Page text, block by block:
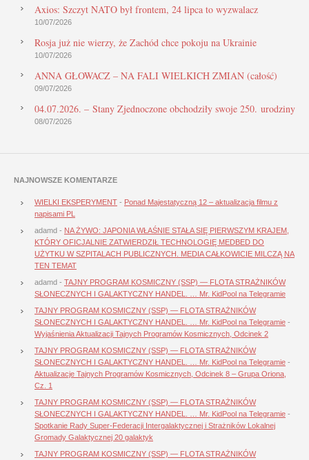
Axios: Szczyt NATO był frontem, 24 lipca to wyzwalacz
10/07/2026
Rosja już nie wierzy, że Zachód chce pokoju na Ukrainie
10/07/2026
ANNA GŁOWACZ – NA FALI WIELKICH ZMIAN (całość)
09/07/2026
04.07.2026. – Stany Zjednoczone obchodziły swoje 250. urodziny
08/07/2026
NAJNOWSZE KOMENTARZE
WIELKI EKSPERYMENT - Ponad Majestatyczną 12 – aktualizacja filmu z
napisami PL
adamd - NA ŻYWO: JAPONIA WŁAŚNIE STAŁA SIĘ PIERWSZYM KRAJEM,
KTÓRY OFICJALNIE ZATWIERDZIŁ TECHNOLOGIĘ MEDBED DO
UŻYTKU W SZPITALACH PUBLICZNYCH. MEDIA CAŁKOWICIE MILCZĄ NA
TEN TEMAT
adamd - TAJNY PROGRAM KOSMICZNY (SSP) — FLOTA STRAŻNIKÓW
SŁONECZNYCH I GALAKTYCZNY HANDEL. … Mr. KidPool na Telegramie
TAJNY PROGRAM KOSMICZNY (SSP) — FLOTA STRAŻNIKÓW
SŁONECZNYCH I GALAKTYCZNY HANDEL. … Mr. KidPool na Telegramie -
Wyjaśnienia Aktualizacji Tajnych Programów Kosmicznych, Odcinek 2
TAJNY PROGRAM KOSMICZNY (SSP) — FLOTA STRAŻNIKÓW
SŁONECZNYCH I GALAKTYCZNY HANDEL. … Mr. KidPool na Telegramie -
Aktualizacje Tajnych Programów Kosmicznych, Odcinek 8 – Grupa Oriona,
Cz. 1
TAJNY PROGRAM KOSMICZNY (SSP) — FLOTA STRAŻNIKÓW
SŁONECZNYCH I GALAKTYCZNY HANDEL. … Mr. KidPool na Telegramie -
Spotkanie Rady Super-Federacji Intergalaktycznej i Strażników Lokalnej
Gromady Galaktycznej 20 galaktyk
TAJNY PROGRAM KOSMICZNY (SSP) — FLOTA STRAŻNIKÓW